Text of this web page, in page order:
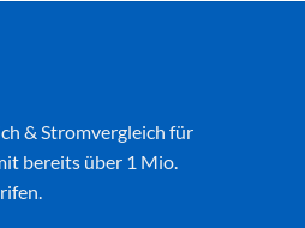
& Stromvergleich für
bereits über 1 Mio.